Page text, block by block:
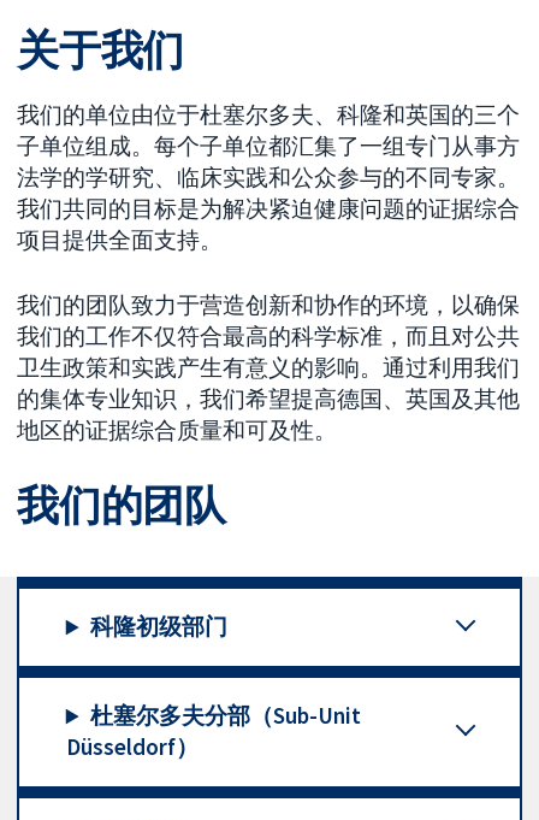
关于我们
我们的单位由位于杜塞尔多夫、科隆和英国的三个
子单位组成。每个子单位都汇集了一组专门从事方
法学的学研究、临床实践和公众参与的不同专家。
我们共同的目标是为解决紧迫健康问题的证据综合
项目提供全面支持。
我们的团队致力于营造创新和协作的环境，以确保
我们的工作不仅符合最高的科学标准，而且对公共
卫生政策和实践产生有意义的影响。通过利用我们
的集体专业知识，我们希望提高德国、英国及其他
地区的证据综合质量和可及性。
我们的团队
科隆初级部门
杜塞尔多夫分部（Sub-Unit
Düsseldorf）